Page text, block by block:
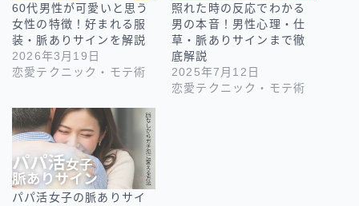
60代男性が可愛いと思う
女性の特徴！好まれる服
装・脈ありサインを解説
2026年3月19日
恋愛テクニック・モテ術
照れた時の反応でわかる
男の本音！男性心理・仕
草・脈ありサインまで徹
底解説
2025年7月12日
恋愛テクニック・モテ術
パパ活女子の脈ありサイ